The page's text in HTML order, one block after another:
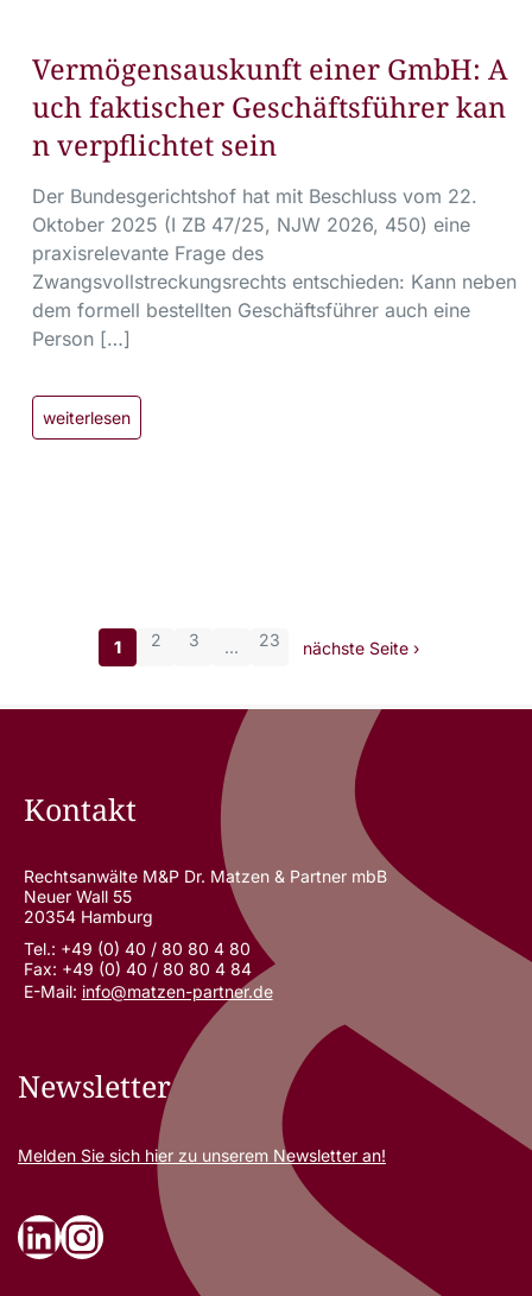
Vermögensauskunft einer GmbH: A
uch faktischer Geschäftsführer kan
n verpflichtet sein
Der Bundesgerichtshof hat mit Beschluss vom 22.
Oktober 2025 (I ZB 47/25, NJW 2026, 450) eine
praxisrelevante Frage des
Zwangsvollstreckungsrechts entschieden: Kann neben
dem formell bestellten Geschäftsführer auch eine
Person […]
weiterlesen
1 2 3 … 23 nächste Seite ›
Kontakt
Rechtsanwälte M&P Dr. Matzen & Partner mbB
Neuer Wall 55
20354 Hamburg
Tel.: +49 (0) 40 / 80 80 4 80
Fax: +49 (0) 40 / 80 80 4 84
E-Mail: info@matzen-partner.de
Newsletter
Melden Sie sich hier zu unserem Newsletter an!
LinkedIn
Instagram